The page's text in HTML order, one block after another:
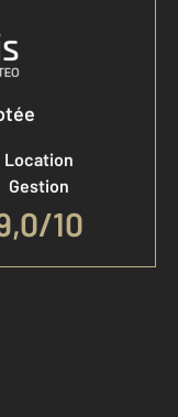
Location
Gestion
10